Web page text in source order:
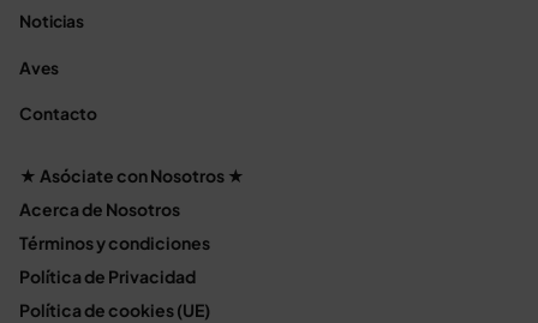
Noticias
Aves
Contacto
★ Asóciate con Nosotros ★
Acerca de Nosotros
Términos y condiciones
Política de Privacidad
Política de cookies (UE)